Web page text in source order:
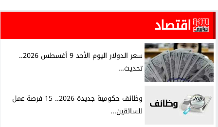
اقتصاد
سعر الدولار اليوم الأحد 9 أغسطس 2026..
تحديث...
وظائف حكومية جديدة 2026.. 15 فرصة عمل
للسائقين...